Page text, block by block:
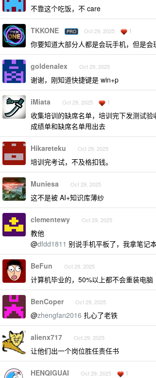
不靠这个吃饭，不 care
TKKONE PRO Oct 29, 2025 1
你要知道大部分人都是会玩手机，但是会
goldenalex Oct 29, 2025
谢谢，刚知道快捷键是 win+p
iMiata Oct 29, 2025 1
收集培训的缺席名单，培训完下发测试
成绩单和缺席名单甩出去
Hikareteku Oct 29, 2025
培训完考试，不及格扣钱。
Muniesa Oct 29, 2025
这不是被 AI+知识库薄纱
clementewy Oct 29, 2025
教他
@dfdd1811 别说手机平板了，我拿笔记
BeFun Oct 29, 2025
计算机毕业的，50%以上都不会重装电脑
BenCoper Oct 29, 2025
@zhengfan2016 扎心了老铁
alienx717 Oct 29, 2025
让他们出一个岗位胜任责任书
HENQIGUAI Oct 29, 2025 1